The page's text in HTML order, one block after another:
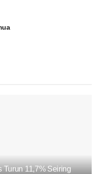
Turun 11,7% Seiring